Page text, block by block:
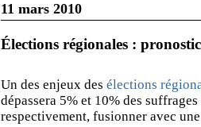
11 mars 2010
Élections régionales :
Un des enjeux des élections
dépassera 5% et 10% des
respectivement, fusionner avec